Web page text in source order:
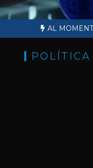
AL
de Ernesto Ruffo
POLÍTICA